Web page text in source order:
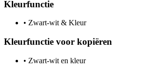
Kleurfunctie
• Zwart-wit & Kleur
Kleurfunctie voor kopiëren
• Zwart-wit en kleur